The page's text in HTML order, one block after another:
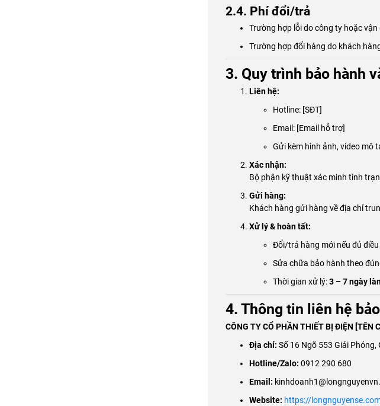
2.4. Phí đổi/trả
Trường hợp lỗi do công ty hoặc vận
Trường hợp đổi hàng do khách
3. Quy trình bảo hành
Liên hệ:
Hotline: [SĐT]
Email: [Email hỗ trợ]
Gửi kèm hình ảnh, video mô
Xác nhận:
Bộ phận kỹ thuật xác minh tình
Gửi hàng:
Khách hàng gửi hàng về địa chỉ
Xử lý & hoàn tất:
Đổi/trả hàng mới nếu đủ điều
Sửa chữa bảo hành theo
Thời gian xử lý:3 – 7 ngày
4. Thông tin liên hệ
CÔNG TY CỔ PHẦN THIẾT BỊ ĐIỆN [TÊN
Địa chỉ: Số 16 Ngõ 553 Giải Phóng,
Hotline/Zalo: 0912 290 680
Email:
Website: https://